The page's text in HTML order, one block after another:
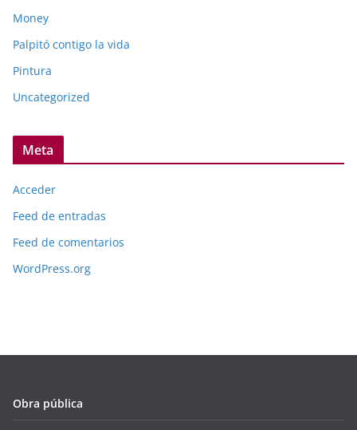
Money
Palpitó contigo la vida
Pintura
Uncategorized
Meta
Acceder
Feed de entradas
Feed de comentarios
WordPress.org
Obra pública